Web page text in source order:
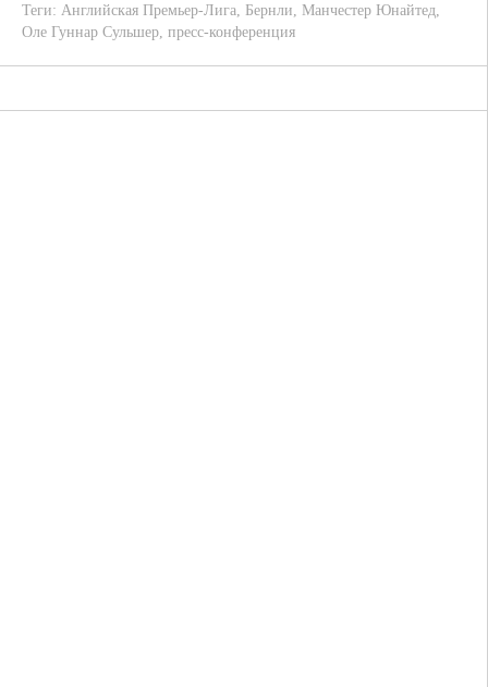
Теги: Английская Премьер-Лига, Бернли, Манчестер Юнайтед,
Оле Гуннар Сульшер, пресс-конференция